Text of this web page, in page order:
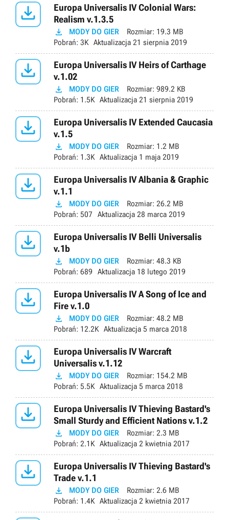

Europa Universalis IV Colonial Wars:
Realism v.1.3.5
 MODY DO GIER Rozmiar: 19.3 MB
Pobrań: 3K Aktualizacja 21 sierpnia 2019

Europa Universalis IV Heirs of Carthage
v.1.02
 MODY DO GIER Rozmiar: 989.2 KB
Pobrań: 1.5K Aktualizacja 21 sierpnia 2019

Europa Universalis IV Extended Caucasia
v.1.5
 MODY DO GIER Rozmiar: 1.2 MB
Pobrań: 1.3K Aktualizacja 1 maja 2019

Europa Universalis IV Albania & Graphic
v.1.1
 MODY DO GIER Rozmiar: 26.2 MB
Pobrań: 507 Aktualizacja 28 marca 2019

Europa Universalis IV Belli Universalis
v.1b
 MODY DO GIER Rozmiar: 48.3 KB
Pobrań: 689 Aktualizacja 18 lutego 2019

Europa Universalis IV A Song of Ice and
Fire v.1.0
 MODY DO GIER Rozmiar: 48.2 MB
Pobrań: 12.2K Aktualizacja 5 marca 2018

Europa Universalis IV Warcraft
Universalis v.1.12
 MODY DO GIER Rozmiar: 154.2 MB
Pobrań: 5.5K Aktualizacja 5 marca 2018

Europa Universalis IV Thieving Bastard's
Small Sturdy and Efficient Nations v.1.2
 MODY DO GIER Rozmiar: 2.3 MB
Pobrań: 2.1K Aktualizacja 2 kwietnia 2017

Europa Universalis IV Thieving Bastard's
Trade v.1.1
 MODY DO GIER Rozmiar: 2.6 MB
Pobrań: 1.4K Aktualizacja 2 kwietnia 2017